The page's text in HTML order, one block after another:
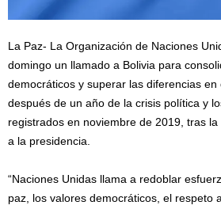
La Paz- La Organización de Naciones
domingo un llamado a Bolivia para
democráticos y superar las diferencias en
después de un año de la crisis política y
registrados en noviembre de 2019, tras
a la presidencia.
“Naciones Unidas llama a redoblar
paz, los valores democráticos, el respeto